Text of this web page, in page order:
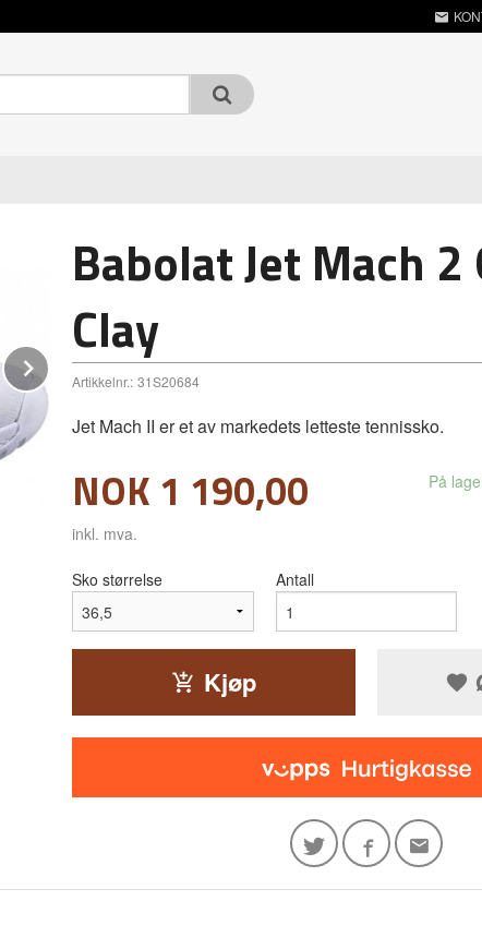
Next
Babolat Jet Mach 2
Clay
Artikkelnr.: 31S20684
Jet Mach II er et av markedets letteste tennissko.
Pris
NOK 1 190,00
inkl. mva.
På
Sko størrelse Antall
Kjøp